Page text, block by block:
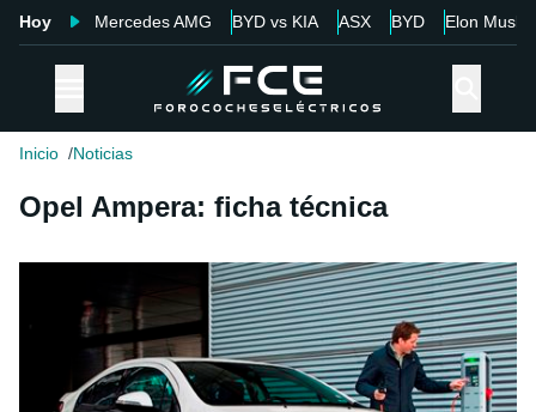
Hoy Mercedes AMG BYD vs KIA ASX BYD Elon Musk
Inicio Noticias
Opel Ampera: ficha técnica